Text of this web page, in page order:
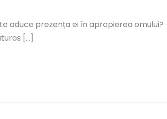
aduce prezența ei în apropierea omului?
[…]